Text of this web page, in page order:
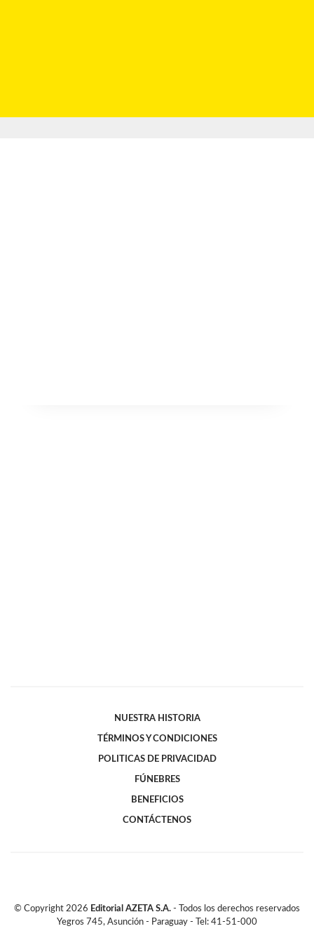
NUESTRA HISTORIA
TÉRMINOS Y CONDICIONES
POLITICAS DE PRIVACIDAD
FÚNEBRES
BENEFICIOS
CONTÁCTENOS
© Copyright 2026 Editorial AZETA S.A. - Todos los derechos reservados
Yegros 745, Asunción - Paraguay - Tel: 41-51-000